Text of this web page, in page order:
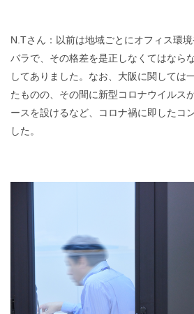
N.Tさん：以前は地域ごとにオフィス環
バラで、その格差を是正しなくてはなら
してありました。なお、大阪に関しては
たものの、その間に新型コロナウイルス
ースを設けるなど、コロナ禍に即したコ
した。